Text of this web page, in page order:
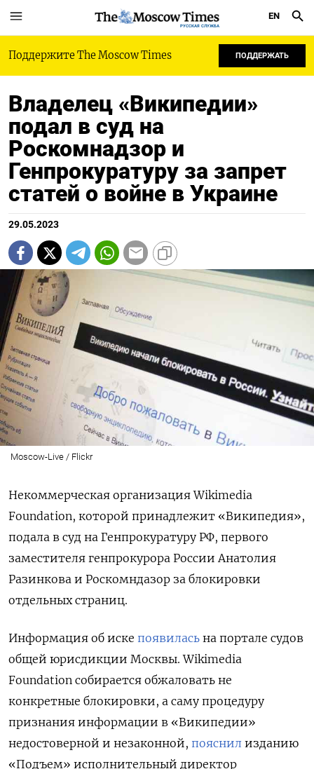
РУССКАЯ СЛУЖБА
EN
Поддержите The Moscow Times ПОДДЕРЖАТЬ
Владелец «Википедии»
подал в суд на
Роскомнадзор и
Генпрокуратуру за запрет
статей о войне в Украине
29.05.2023
Moscow-Live / Flickr
Некоммерческая организация Wikimedia
Foundation, которой принадлежит «Википедия»,
подала в суд на Генпрокуратуру РФ, первого
заместителя генпрокурора России Анатолия
Разинкова и Роскомндазор за блокировки
отдельных страниц.
Информация об иске появилась на портале судов
общей юрисдикции Москвы. Wikimedia
Foundation собирается обжаловать не
конкретные блокировки, а саму процедуру
признания информации в «Википедии»
недостоверной и незаконной, пояснил изданию
«Подъем» исполнительный директор